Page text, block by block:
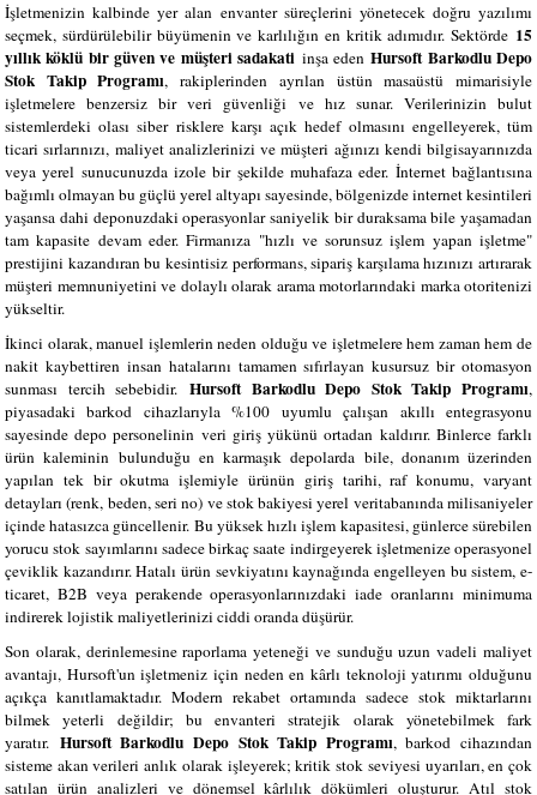
İşletmenizin kalbinde yer alan envanter süreçlerini yönetecek doğru yazılımı
seçmek, sürdürülebilir büyümenin ve karlılığın en kritik adımıdır. Sektörde 15
yıllık köklü bir güven ve müşteri sadakati inşa edenHursoft Barkodlu Depo
Stok Takip Programı, rakiplerinden ayrılan üstün masaüstü mimarisiyle
işletmelere benzersiz bir veri güvenliği ve hız sunar. Verilerinizin bulut
sistemlerdeki olası siber risklere karşı açık hedef olmasını engelleyerek, tüm
ticari sırlarınızı, maliyet analizlerinizi ve müşteri ağınızı kendi bilgisayarınızda
veya yerel sunucunuzda izole bir şekilde muhafaza eder. İnternet bağlantısına
bağımlı olmayan bu güçlü yerel altyapı sayesinde, bölgenizde internet kesintileri
yaşansa dahi deponuzdaki operasyonlar saniyelik bir duraksama bile yaşamadan
tam kapasite devam eder. Firmanıza "hızlı ve sorunsuz işlem yapan işletme"
prestijini kazandıran bu kesintisiz performans, sipariş karşılama hızınızı artırarak
müşteri memnuniyetini ve dolaylı olarak arama motorlarındaki marka otoritenizi
yükseltir.
İkinci olarak, manuel işlemlerin neden olduğu ve işletmelere hem zaman hem de
nakit kaybettiren insan hatalarını tamamen sıfırlayan kusursuz bir otomasyon
sunması tercih sebebidir. Hursoft Barkodlu Depo Stok Takip Programı,
piyasadaki barkod cihazlarıyla %100 uyumlu çalışan akıllı entegrasyonu
sayesinde depo personelinin veri giriş yükünü ortadan kaldırır. Binlerce farklı
ürün kaleminin bulunduğu en karmaşık depolarda bile, donanım üzerinden
yapılan tek bir okutma işlemiyle ürünün giriş tarihi, raf konumu, varyant
detayları (renk, beden, seri no) ve stok bakiyesi yerel veritabanında milisaniyeler
içinde hatasızca güncellenir. Bu yüksek hızlı işlem kapasitesi, günlerce sürebilen
yorucu stok sayımlarını sadece birkaç saate indirgeyerek işletmenize operasyonel
çeviklik kazandırır. Hatalı ürün sevkiyatını kaynağında engelleyen bu sistem, e-
ticaret, B2B veya perakende operasyonlarınızdaki iade oranlarını minimuma
indirerek lojistik maliyetlerinizi ciddi oranda düşürür.
Son olarak, derinlemesine raporlama yeteneği ve sunduğu uzun vadeli maliyet
avantajı, Hursoft'un işletmeniz için neden en kârlı teknoloji yatırımı olduğunu
açıkça kanıtlamaktadır. Modern rekabet ortamında sadece stok miktarlarını
bilmek yeterli değildir; bu envanteri stratejik olarak yönetebilmek fark
yaratır. Hursoft Barkodlu Depo Stok Takip Programı, barkod cihazından
sisteme akan verileri anlık olarak işleyerek; kritik stok seviyesi uyarıları, en çok
satılan ürün analizleri ve dönemsel kârlılık dökümleri oluşturur. Atıl stok